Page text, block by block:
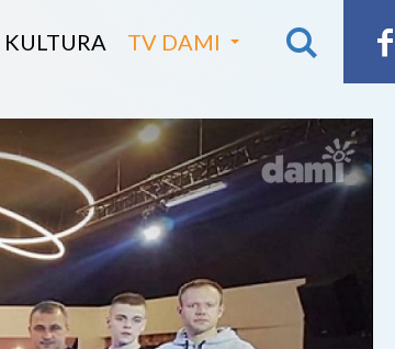
KULTURA TV DAMI